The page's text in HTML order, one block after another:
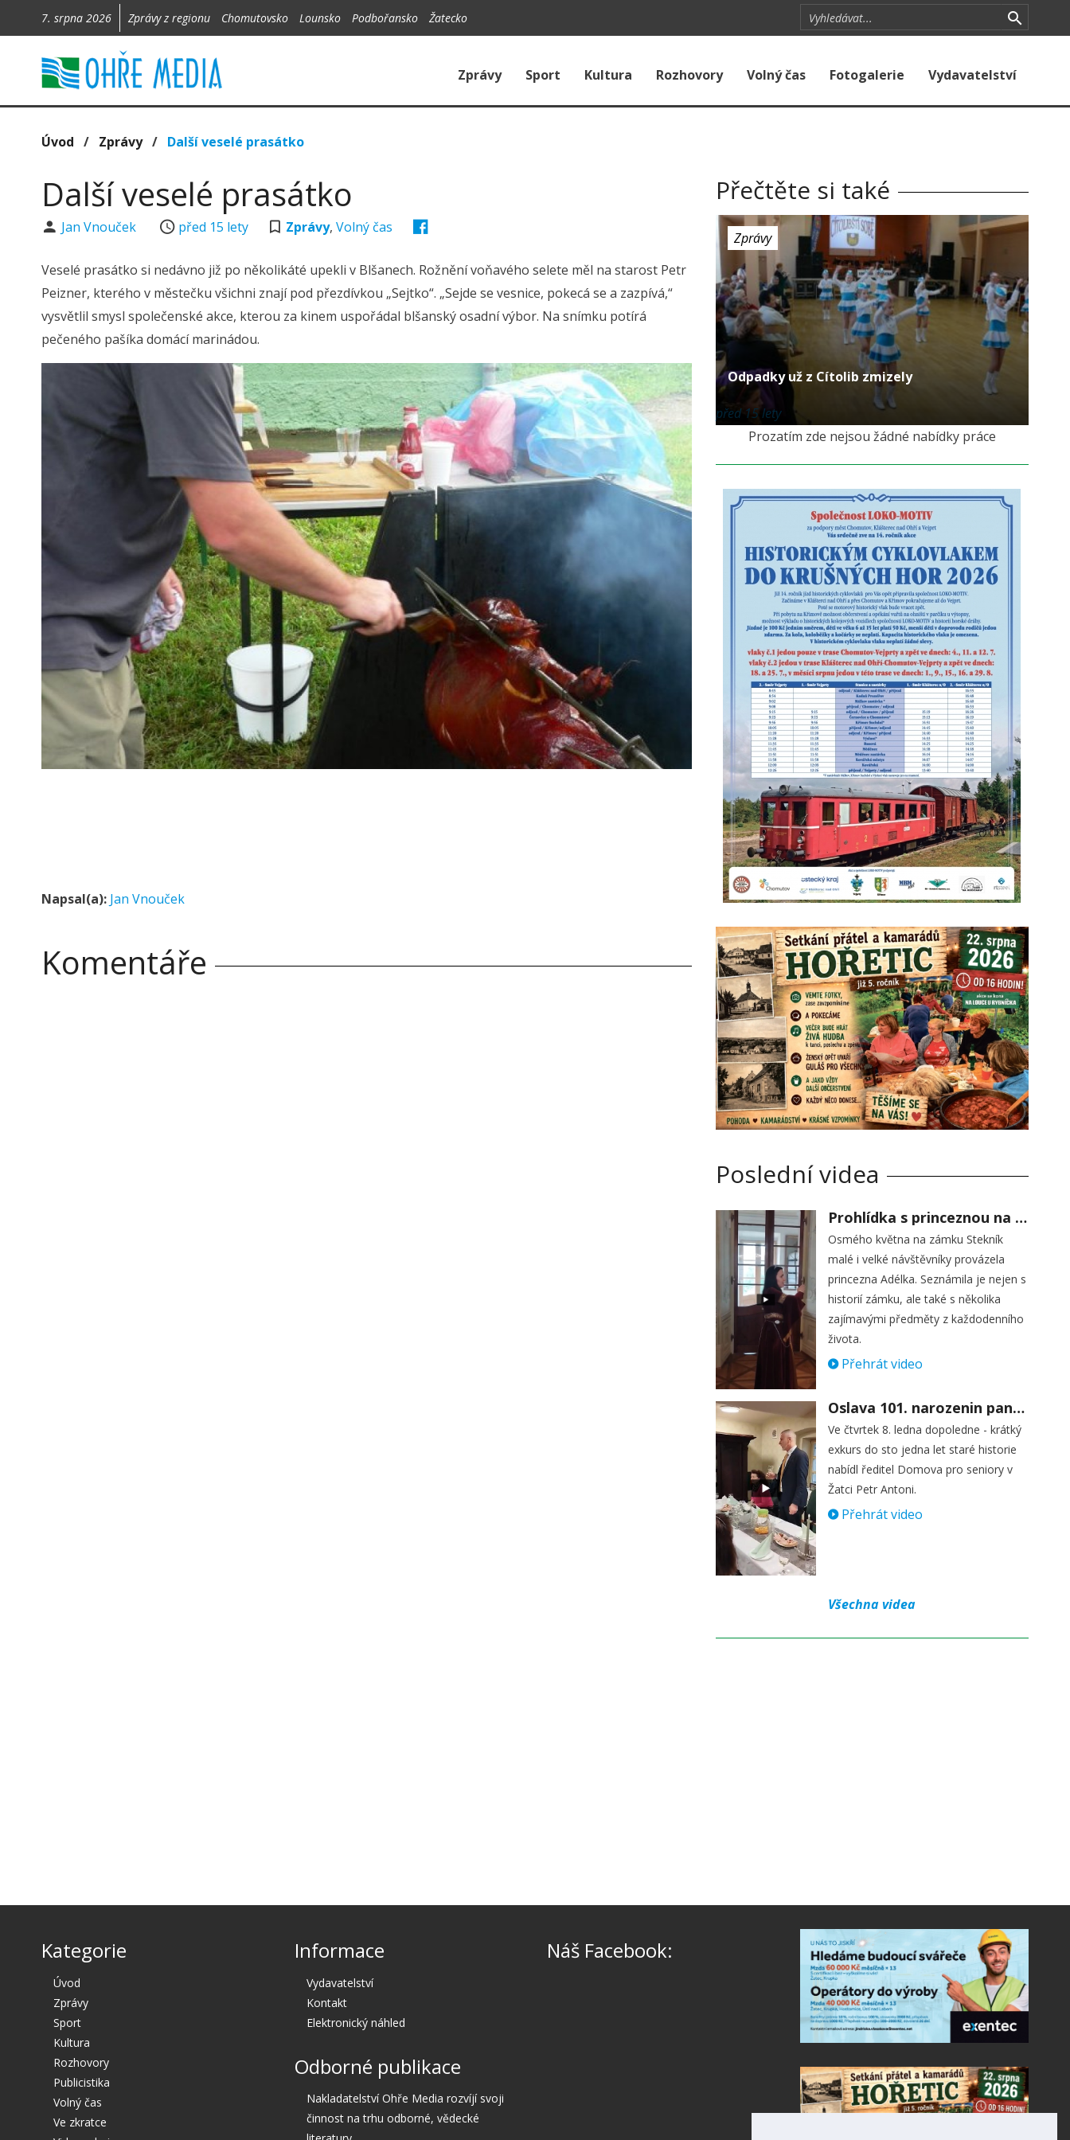
7. srpna 2026 Zprávy z regionu Chomutovsko Lounsko Podbořansko Žatecko
Zprávy Sport Kultura Rozhovory Volný čas Fotogalerie Vydavatelství
Úvod / Zprávy/ Další veselé prasátko
Další veselé prasátko
Jan Vnouček před 15 lety Zprávy,Volný čas
Veselé prasátko si nedávno již po několikáté upekli v Blšanech. Rožnění voňavého selete měl na starost Petr
Peizner, kterého v městečku všichni znají pod přezdívkou „Sejtko“. „Sejde se vesnice, pokecá se a zazpívá,“
vysvětlil smysl společenské akce, kterou za kinem uspořádal blšanský osadní výbor. Na snímku potírá
pečeného pašíka domácí marinádou.
Napsal(a): Jan Vnouček
Komentáře
Přečtěte si také
Zprávy
Odpadky už z Cítolib zmizely
před 15 lety
Prozatím zde nejsou žádné nabídky práce
Poslední videa
Prohlídka s princeznou na zámku Stekník
Osmého května na zámku Stekník
malé i velké návštěvníky provázela
princezna Adélka. Seznámila je nejen s
historií zámku, ale také s několika
zajímavými předměty z každodenního
života.
Přehrát video
Oslava 101. narozenin paní Věry Skořepové
Ve čtvrtek 8. ledna dopoledne - krátký
exkurs do sto jedna let staré historie
nabídl ředitel Domova pro seniory v
Žatci Petr Antoni.
Přehrát video
Všechna videa
Kategorie
Úvod
Zprávy
Sport
Kultura
Rozhovory
Publicistika
Volný čas
Ve zkratce
Informace
Vydavatelství
Kontakt
Elektronický náhled
Odborné publikace
Nakladatelství Ohře Media rozvíjí svoji
činnost na trhu odborné, vědecké
Náš Facebook: